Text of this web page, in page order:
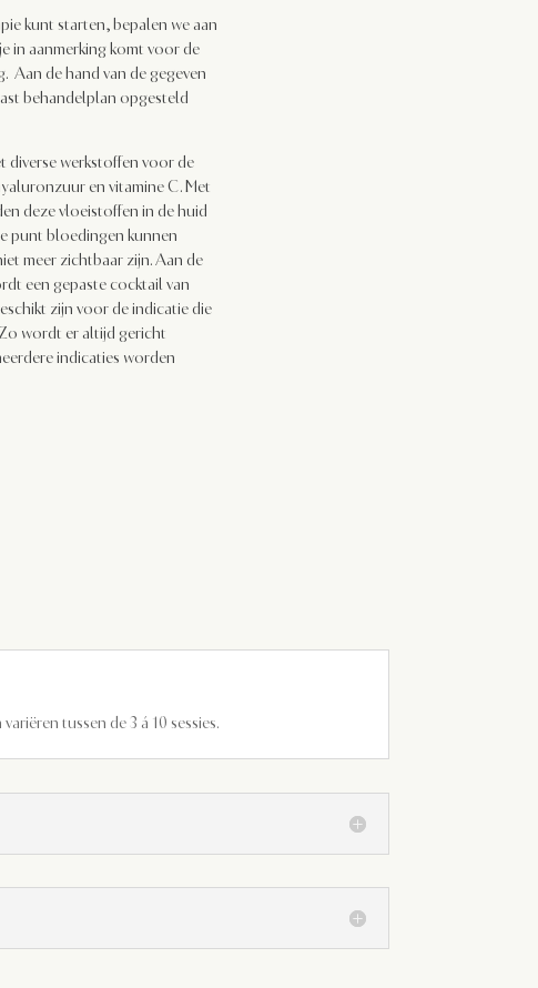
kunt starten, bepalen we aan
in aanmerking komt voor de
Aan de hand van de gegeven
behandelplan opgesteld
diverse werkstoffen voor de
en vitamine C. Met
deze vloeistoffen in de huid
punt bloedingen kunnen
meer zichtbaar zijn. Aan de
een gepaste cocktail van
zijn voor de indicatie die
wordt er altijd gericht
indicaties worden
tussen de 3 á 10 sessies.